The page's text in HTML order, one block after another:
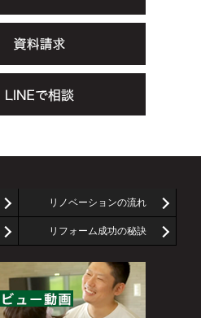
リノベーションの流れ
リフォーム成功の秘訣